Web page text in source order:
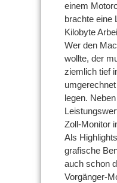
einem
brachte eine
Kilobyte
Wer den
wollte, der
ziemlich tief
legen.
Zoll-Monitor
Als
grafische
auch schon
Vorgänger-